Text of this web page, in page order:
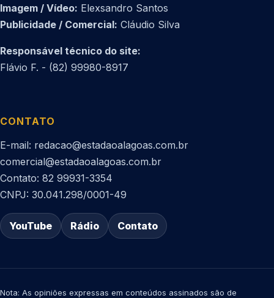
Imagem / Vídeo: Elexsandro Santos
Publicidade / Comercial: Cláudio Silva
Responsável técnico do site:
Flávio F. - (82) 99980-8917
CONTATO
E-mail: redacao@estadaoalagoas.com.br
comercial@estadaoalagoas.com.br
Contato: 82 99931-3354
CNPJ: 30.041.298/0001-49
YouTube Rádio Contato
Nota: As opiniões expressas em conteúdos assinados são de